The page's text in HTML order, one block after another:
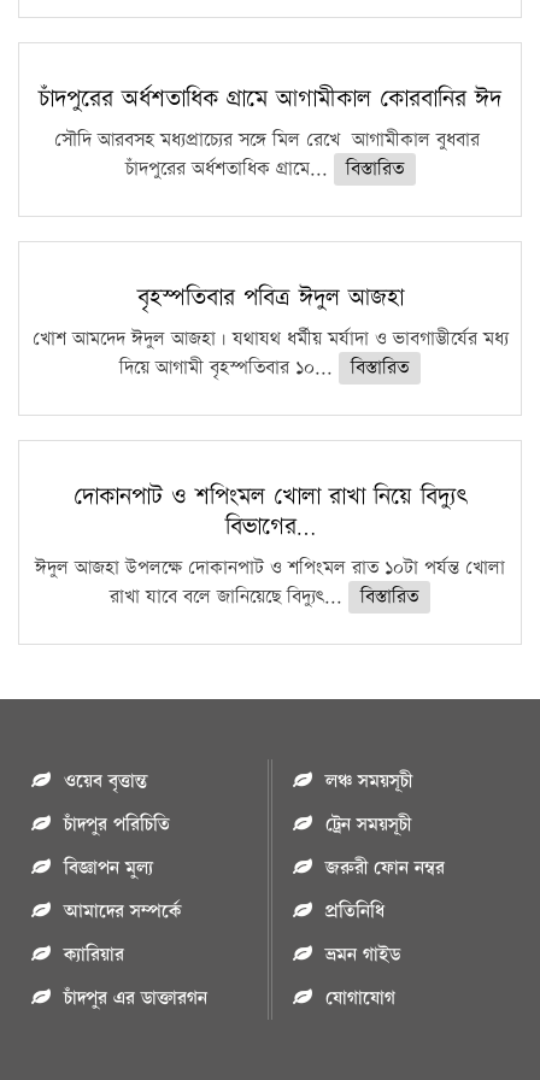
চাঁদপুরের অর্ধশতাধিক গ্রামে আগামীকাল কোরবানির ঈদ
সৌদি আরবসহ মধ্যপ্রাচ্যের সঙ্গে মিল রেখে আগামীকাল বুধবার
চাঁদপুরের অর্ধশতাধিক গ্রামে...
বিস্তারিত
বৃহস্পতিবার পবিত্র ঈদুল আজহা
খোশ আমদেদ ঈদুল আজহা। যথাযথ ধর্মীয় মর্যাদা ও ভাবগাম্ভীর্যের মধ্য
দিয়ে আগামী বৃহস্পতিবার ১০...
বিস্তারিত
দোকানপাট ও শপিংমল খোলা রাখা নিয়ে বিদ্যুৎ
বিভাগের…
ঈদুল আজহা উপলক্ষে দোকানপাট ও শপিংমল রাত ১০টা পর্যন্ত খোলা
রাখা যাবে বলে জানিয়েছে বিদ্যুৎ...
বিস্তারিত
ওয়েব বৃত্তান্ত
চাঁদপুর পরিচিতি
বিজ্ঞাপন মুল্য
আমাদের সম্পর্কে
ক্যারিয়ার
চাঁদপুর এর ডাক্তারগন
লঞ্চ সময়সূচী
ট্রেন সময়সূচী
জরুরী ফোন নম্বর
প্রতিনিধি
ভ্রমন গাইড
যোগাযোগ